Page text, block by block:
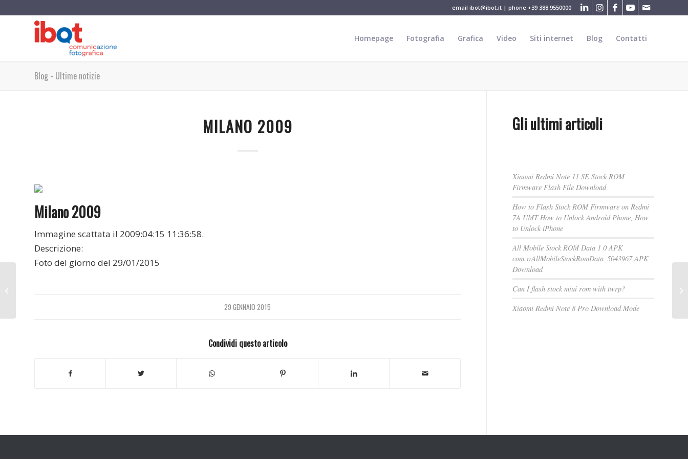
email ibot@ibot.it | phone +39 388 9550000
Homepage Fotografia Grafica Video Siti internet Blog Contatti
Blog - Ultime notizie
MILANO 2009
Milano 2009
Immagine scattata il 2009:04:15 11:36:58.
Descrizione:
Foto del giorno del 29/01/2015
29 GENNAIO 2015
Condividi questo articolo
Gli ultimi articoli
Xiaomi Redmi Note 11 SE Stock ROM
Firmware Flash File Download
How to Flash Stock ROM Firmware on Redmi
7A UMT How to Unlock Android Phone, How
to Unlock iPhone
All Mobile Stock ROM Data 1 0 APK
com.wAllMobileStockRomData_5043967 APK
Download
Can I flash stock miui rom with twrp?
Xiaomi Redmi Note 8 Pro Download Mode